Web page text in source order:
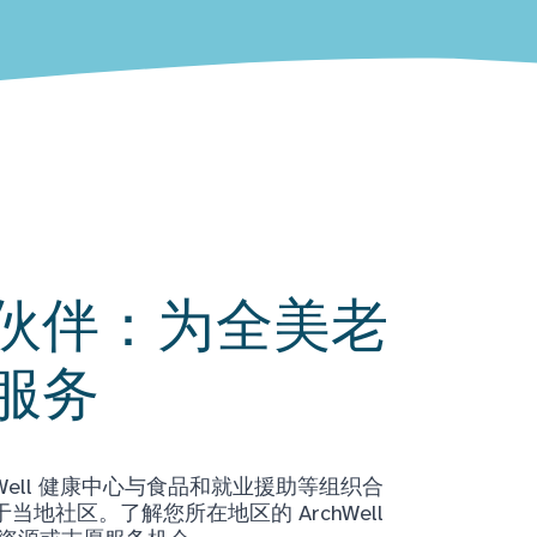
伴：为全美老
务
健康中心与食品和就业援助等组织合
当地社区。了解您所在地区的 ArchWell